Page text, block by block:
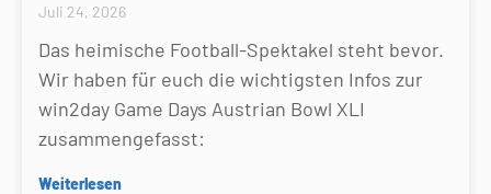
Juli 24, 2026
Das heimische Football-Spektakel steht bevor.
Wir haben für euch die wichtigsten Infos zur
win2day Game Days Austrian Bowl XLI
zusammengefasst:
Weiterlesen